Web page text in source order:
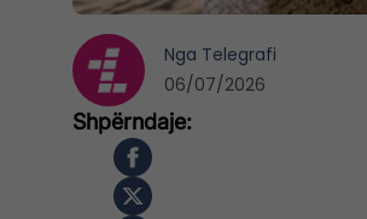
Nga Telegrafi
06/07/2026